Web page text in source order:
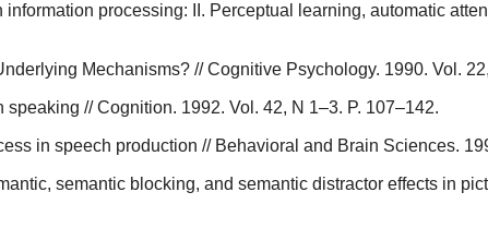
processing: II. Perceptual learning, automatic
Mechanisms? // Cognitive Psychology. 1990. Vol.
// Cognition. 1992. Vol. 42, N 1–3. P. 107–142.
in speech production // Behavioral and Brain Sciences.
semantic blocking, and semantic distractor effects in